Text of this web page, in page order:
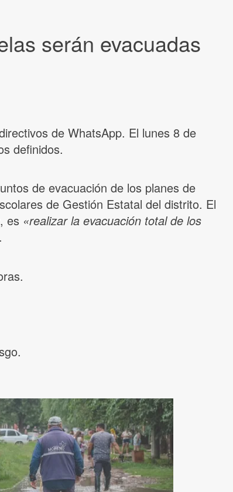
serán evacuadas
de WhatsApp. El lunes 8 de
definidos.
de evacuación de los planes de
de Gestión Estatal del distrito. El
, es «realizar la evacuación total de los